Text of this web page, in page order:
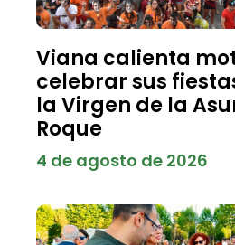
Viana calienta
celebrar sus
la Virgen de la
Roque
4 de agosto de 2026